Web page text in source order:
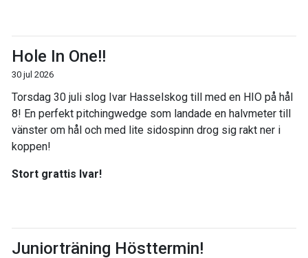
Hole In One!!
30 jul 2026
Torsdag 30 juli slog Ivar Hasselskog till med en HIO på hål
8! En perfekt pitchingwedge som landade en halvmeter till
vänster om hål och med lite sidospinn drog sig rakt ner i
koppen!
Stort grattis Ivar!
Juniorträning Hösttermin!